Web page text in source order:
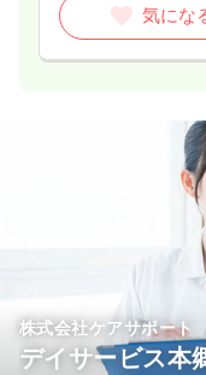
気にな
株式会社ケアサポート
デイサービス本